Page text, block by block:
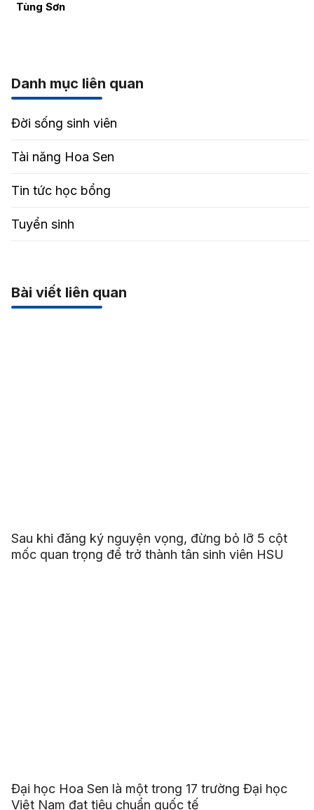
Tùng Sơn
Danh mục liên quan
Đời sống sinh viên
Tài năng Hoa Sen
Tin tức học bổng
Tuyển sinh
Bài viết liên quan
Sau khi đăng ký nguyện vọng, đừng bỏ lỡ 5 cột
mốc quan trọng để trở thành tân sinh viên HSU
Đại học Hoa Sen là một trong 17 trường Đại học
Việt Nam đạt tiêu chuẩn quốc tế